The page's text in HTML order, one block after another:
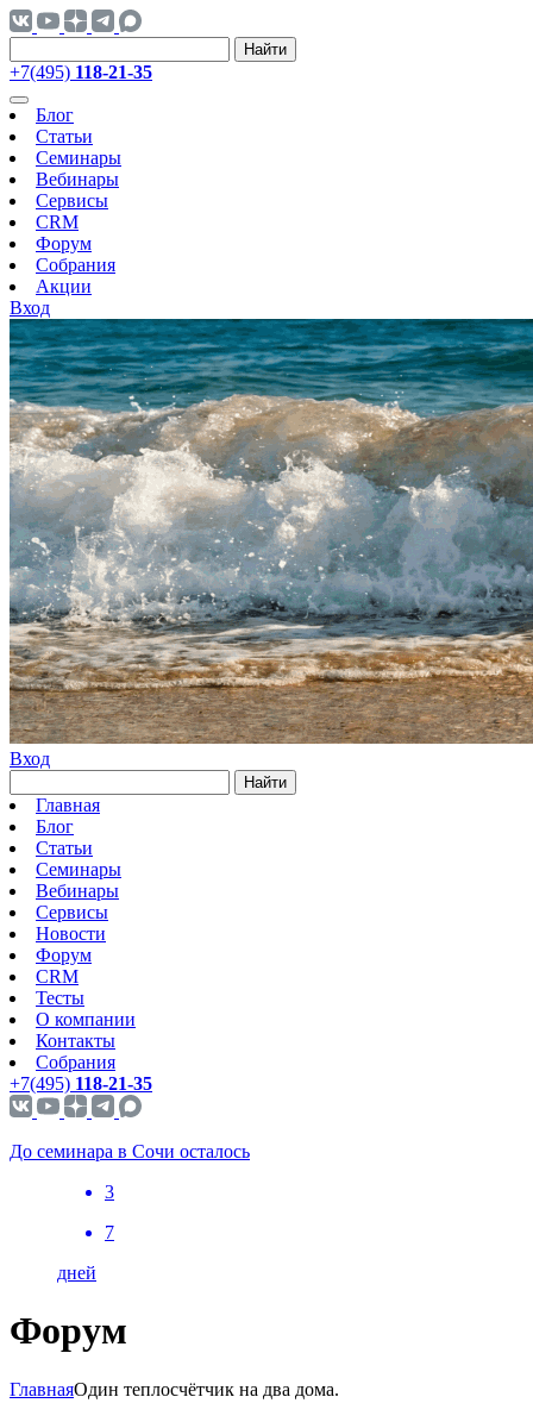
Найти
+7(495) 118-21-35
Блог
Статьи
Семинары
Вебинары
Сервисы
CRM
Форум
Собрания
Акции
Вход
Вход
Найти
Главная
Блог
Статьи
Семинары
Вебинары
Сервисы
Новости
Форум
CRM
Тесты
О компании
Контакты
Собрания
+7(495) 118-21-35
До семинара в Сочи осталось
3
7
дней
Форум
ГлавнаяОдин теплосчётчик на два дома.